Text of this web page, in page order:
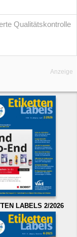
Qualitätskontrolle
Anzeige
LABELS 2/2026